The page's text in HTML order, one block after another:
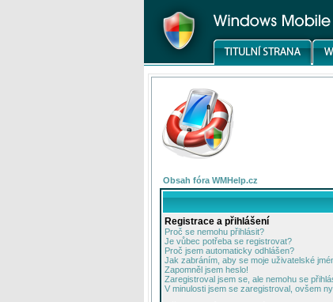
Obsah fóra WMHelp.cz
Registrace a přihlášení
Proč se nemohu přihlásit?
Je vůbec potřeba se registrovat?
Proč jsem automaticky odhlášen?
Jak zabráním, aby se moje uživatelské
Zapomněl jsem heslo!
Zaregistroval jsem se, ale nemohu se
V minulosti jsem se zaregistroval, ovšem